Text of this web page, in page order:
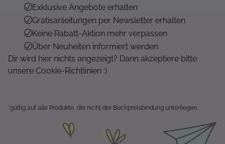
Exklusive Angebote erhalten
Gratisanleitungen per Newsletter erhalten
Keine Rabatt-Aktion mehr verpassen
Über Neuheiten informiert werden
Dir wird hier nichts angezeigt? Dann akzeptiere bitte
unsere Cookie-Richtlinien :)
*gültig auf alle Produkte, die nicht der Buchpreisbindung unterliegen.